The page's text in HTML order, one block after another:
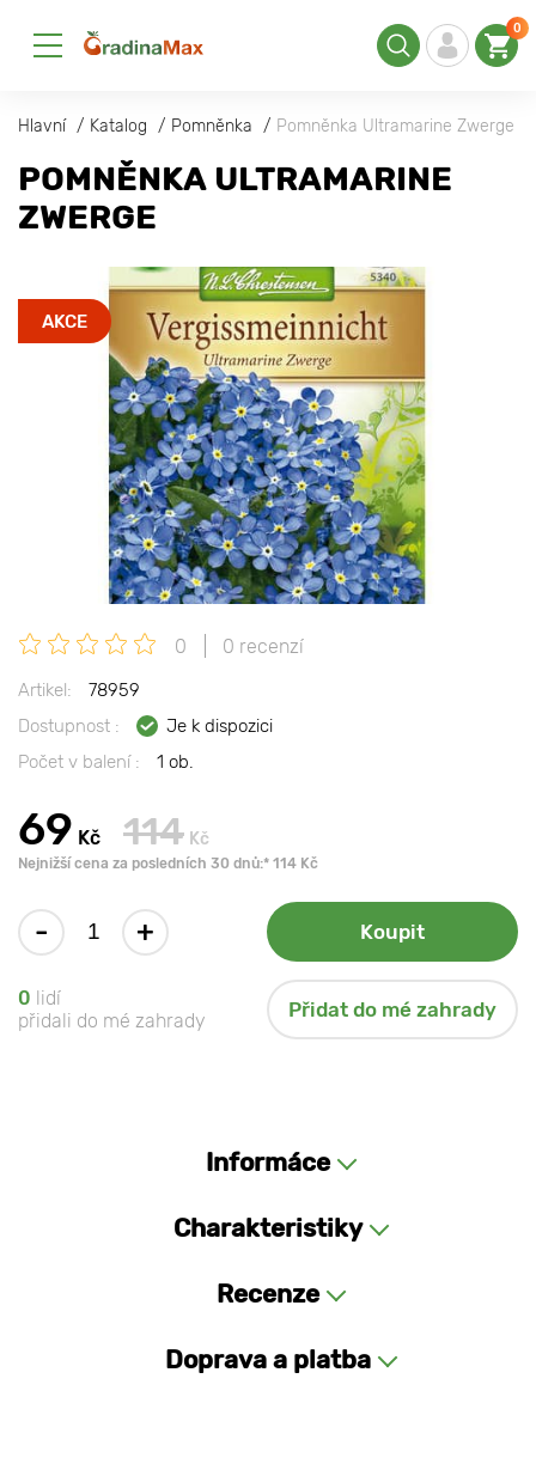
0
Hlavní Katalog Pomněnka Pomněnka Ultramarine Zwerge
POMNĚNKA ULTRAMARINE
ZWERGE
AKCE
0 0 recenzí
Artikel:
78959
Dostupnost :
Je k dispozici
Počet v balení :
1 ob.
69 Kč 114 Kč
Nejnižší cena za posledních 30 dnů:* 114 Kč
- + Koupit
0 lidí
přidali do mé zahrady
Přidat do mé zahrady
Informáce
Charakteristiky
Recenze
Doprava a platba